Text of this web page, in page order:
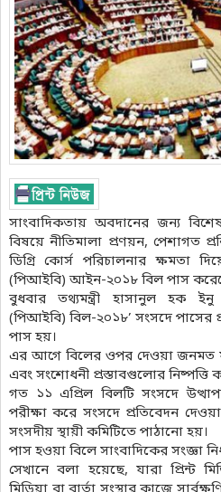
সাংবাদিকতায় অবদানের জন্য
বিষয়ে নীতিমালা প্রণয়ন, পেশাগত
ডিগ্রি কোর্স পরিচালনার ক্ষমতা
(পিআইবি) আইন-২০১৮ বিল পাস
বুধবার তথ্যমন্ত্রী হাসানুল হক ইনু
(পিআইবি) বিল-২০১৮’ সংসদে পাসের
পাস হয়।
এর আগে বিলের ওপর দেওয়া জনমত
এবং সংশোধনী প্রস্তাবগুলোর নিষ্পত্তি
গত ১১ এপ্রিল বিলটি সংসদে
পরীক্ষা করে সংসদে প্রতিবেদন
সংসদীয় স্থায়ী কমিটিতে পাঠানো হয়।
পাস হওয়া বিলে সাংবাদিকের সংজ্ঞা
সেখানে বলা হয়েছে, যারা প্রিন্ট